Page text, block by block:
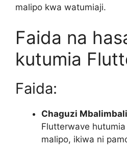
malipo kwa watumiaji.
Faida na
kutumia
Faida:
Chaguzi
Flutterwave
malipo, ikiwa ni